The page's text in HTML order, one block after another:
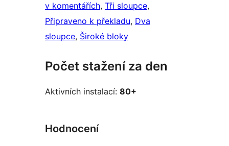
v komentářích, Tři sloupce
Připraveno k překladu, Dva
sloupce, Široké bloky
Počet stažení za den
Aktivních instalací: 80+
Hodnocení